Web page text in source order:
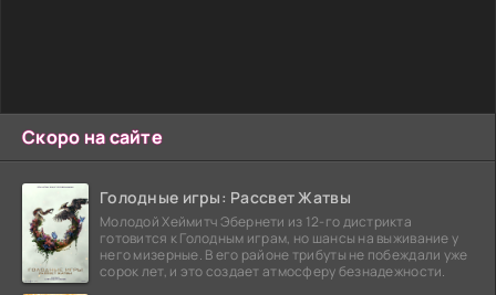
Скоро на сайте
Голодные игры: Рассвет Жатвы
Молодой Хеймитч Эбернети из 12-го дистрикта
готовится к Голодным играм, но шансы на выживание у
него мизерные. В его районе трибуты не побеждали уже
сорок лет, и это создает атмосферу безнадежности.